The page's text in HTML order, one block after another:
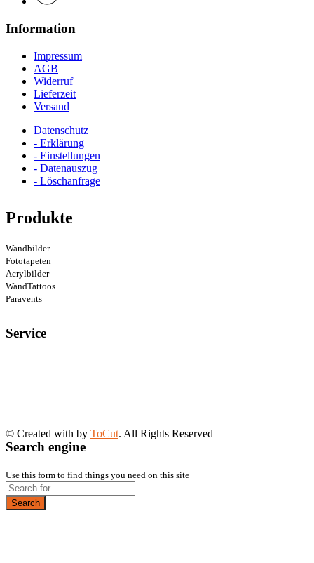
Information
Impressum
AGB
Widerruf
Lieferzeit
Versand
Datenschutz
- Erklärung
- Einstellungen
- Datenauszug
- Löschanfrage
Produkte
Wandbilder
Fototapeten
Acrylbilder
WandTattoos
Paravents
Service
© Created with by ToCut. All Rights Reserved
Search engine
Use this form to find things you need on this site
Search